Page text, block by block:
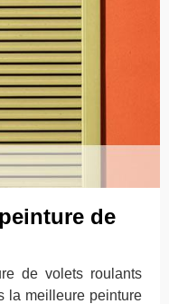
de
de volets roulants
la meilleure peinture